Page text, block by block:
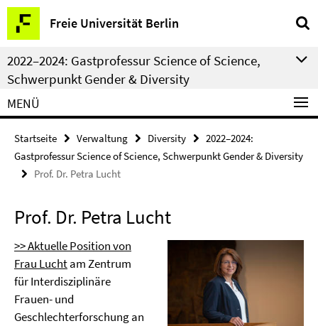
Springe
direkt
zu
Inhalt
Freie Universität Berlin
Service-
Navigation
2022–2024: Gastprofessur Science of Science,
Schwerpunkt Gender & Diversity
MENÜ
Startseite Verwaltung Diversity
2022–2024:
Gastprofessur Science of Science, Schwerpunkt Gender & Diversity
Prof. Dr. Petra Lucht
Prof. Dr. Petra Lucht
>> Aktuelle Position von
Frau Luchtam Zentrum
für Interdisziplinäre
Frauen- und
Geschlechterforschung an